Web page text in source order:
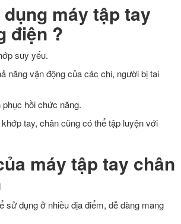
máy tập tay
điện ?
suy yếu.
năng vận động của các chi, người bị tai
hồi chức năng.
tay, chân cũng có thể tập luyện với
máy tập tay chân
sử dụng ở nhiều địa điểm, dễ dàng mang